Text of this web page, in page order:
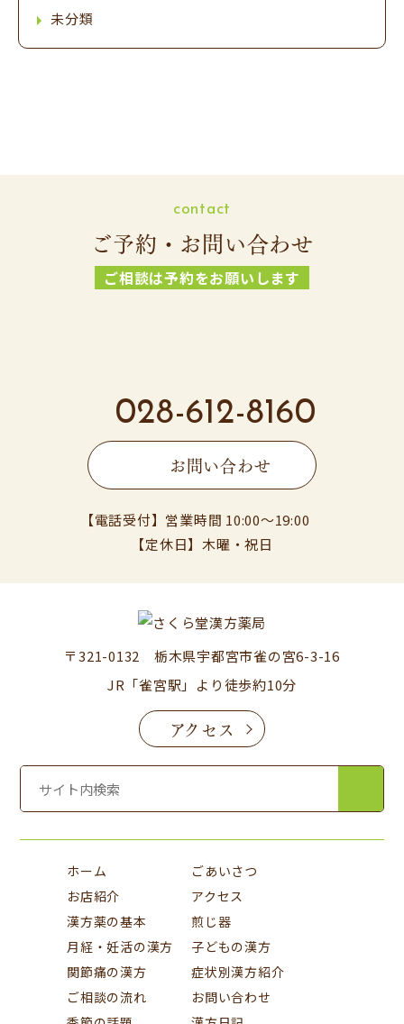
未分類
contact
ご予約・お問い合わせ
ご相談は予約をお願いします
028-612-8160
お問い合わせ
【電話受付】営業時間 10:00〜19:00
【定休日】木曜・祝日
〒321-0132 栃木県宇都宮市雀の宮6-3-16
JR「雀宮駅」より徒歩約10分
アクセス
ホーム
ごあいさつ
お店紹介
アクセス
漢方薬の基本
煎じ器
月経・妊活の漢方
子どもの漢方
関節痛の漢方
症状別漢方紹介
ご相談の流れ
お問い合わせ